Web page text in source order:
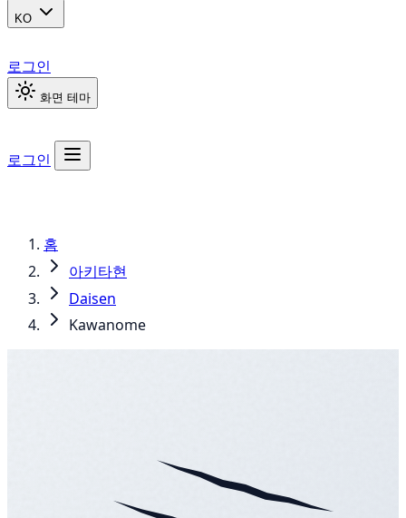
KO
로그인
화면 테마
로그인
홈
아키타현
Daisen
Kawanome